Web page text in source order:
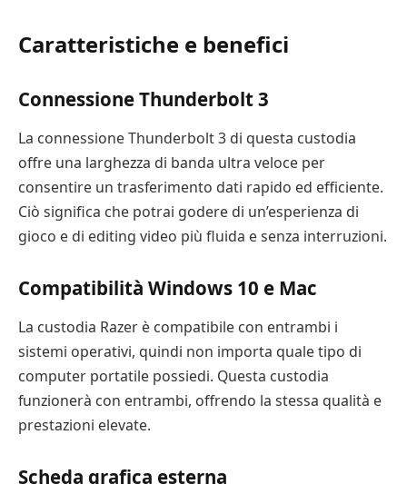
Caratteristiche e benefici
Connessione Thunderbolt 3
La connessione Thunderbolt 3 di questa custodia
offre una larghezza di banda ultra veloce per
consentire un trasferimento dati rapido ed efficiente.
Ciò significa che potrai godere di un’esperienza di
gioco e di editing video più fluida e senza interruzioni.
Compatibilità Windows 10 e Mac
La custodia Razer è compatibile con entrambi i
sistemi operativi, quindi non importa quale tipo di
computer portatile possiedi. Questa custodia
funzionerà con entrambi, offrendo la stessa qualità e
prestazioni elevate.
Scheda grafica esterna